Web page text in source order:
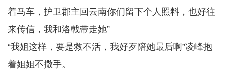
着马车，护卫郡主回云南你们留下个人照料，也好往
来传信，我和洛戟带走她”
“我姐这样，要是救不活，我好歹陪她最后啊”凌峰抱
着姐姐不撒手。